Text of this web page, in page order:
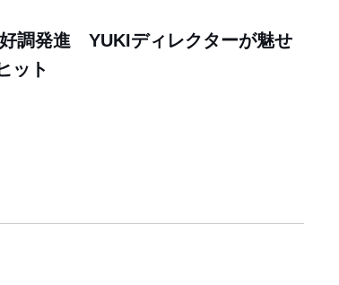
調発進 YUKIディレクターが魅せ
ット